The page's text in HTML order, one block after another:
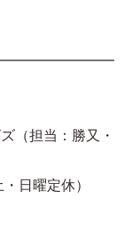
（担当：勝又・
日曜定休）